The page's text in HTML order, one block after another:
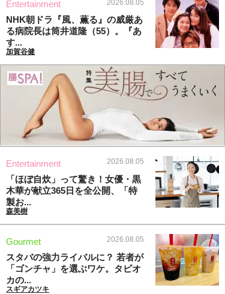
Entertainment 2026.08.05
NHK朝ドラ『風、薫る』の威厳あ
る病院長は筒井道隆（55）。『あ
す...
加賀谷健
Entertainment 2026.08.05
「ほぼ自炊」って驚き！女優・黒
木華が献立365日を全公開、「特
製お...
森美樹
Gourmet 2026.08.05
スタバの強力ライバルに？ 若者が
「ゴンチャ」を選ぶワケ。タピオ
カの...
スギアカツキ